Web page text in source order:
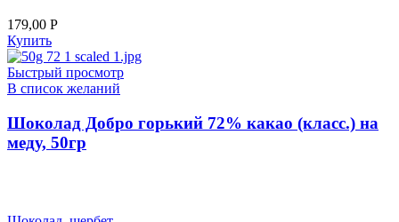
179,00 Р
Купить
Быстрый просмотр
В список желаний
Шоколад Добро горький 72% какао (класс.) на
меду, 50гр